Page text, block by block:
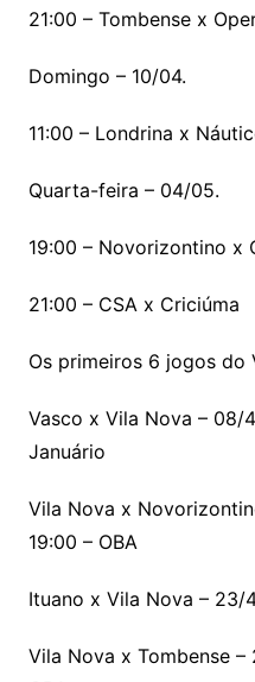
21:00 – Tombense x
Domingo – 10/04.
11:00 – Londrina x
Quarta-feira – 04/05.
19:00 – Novorizontino x
21:00 – CSA x Criciúma
Os primeiros 6 jogos do
Vasco x Vila Nova – 08/
Januário
Vila Nova x
19:00 – OBA
Ituano x Vila Nova – 23/
Vila Nova x Tombense